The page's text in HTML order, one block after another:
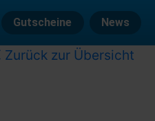
Gutscheine News
Zurück zur Übersicht